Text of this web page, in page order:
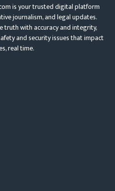
is your trusted digital platform
journalism, and legal updates.
with accuracy and integrity,
and security issues that impact
real time.